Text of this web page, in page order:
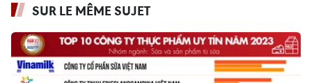
SUR LE MÊME SUJET